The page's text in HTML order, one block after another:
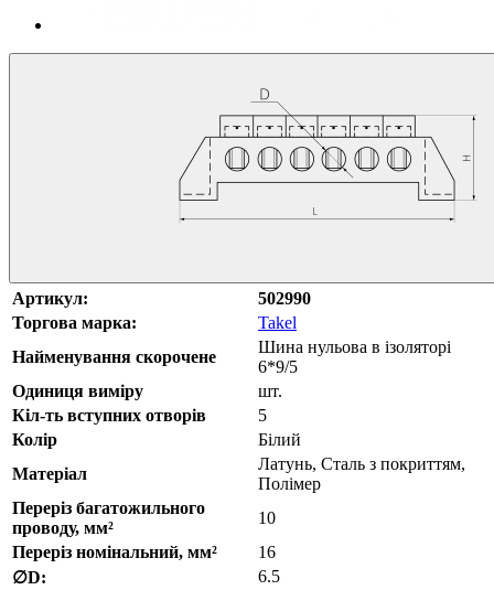
Артикул:
502990
Торгова марка:
Takel
Найменування скорочене
Шина нульова в ізоляторі
6*9/5
Одиниця виміру
шт.
Кіл-ть вступних отворів
5
Колір
Білий
Матеріал
Латунь, Сталь з покриттям,
Полімер
Переріз багатожильного
проводу, мм²
10
Переріз номінальний, мм²
16
∅D:
6.5